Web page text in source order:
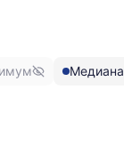
Медиана